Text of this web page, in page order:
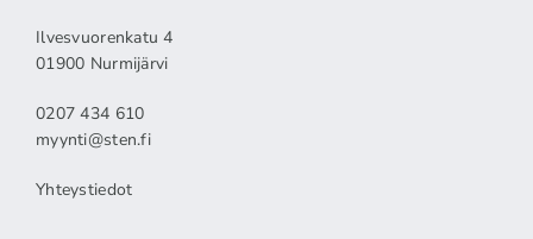
Ilvesvuorenkatu 4
01900 Nurmijärvi
0207 434 610
myynti@sten.fi
Yhteystiedot